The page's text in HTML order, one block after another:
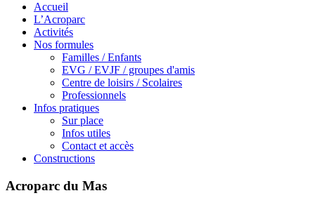
Accueil
L’Acroparc
Activités
Nos formules
Familles / Enfants
EVG / EVJF / groupes d'amis
Centre de loisirs / Scolaires
Professionnels
Infos pratiques
Sur place
Infos utiles
Contact et accès
Constructions
Acroparc du Mas